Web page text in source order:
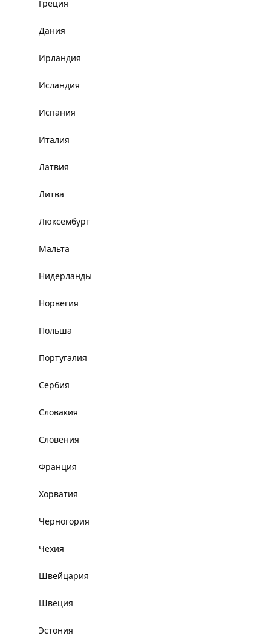
Греция
Дания
Ирландия
Исландия
Испания
Италия
Латвия
Литва
Люксембург
Мальта
Нидерланды
Норвегия
Польша
Португалия
Сербия
Словакия
Словения
Франция
Хорватия
Черногория
Чехия
Швейцария
Швеция
Эстония